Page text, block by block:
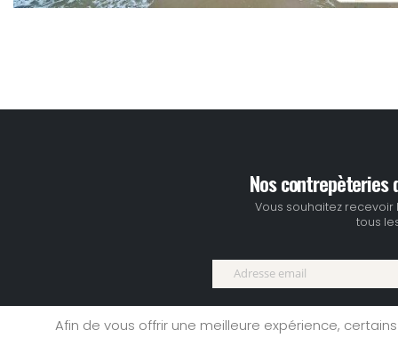
Afin de vous offrir une meilleure expérience,
Nos contrepèteries
Vous souhaitez
tous
Accueil|site rencontre|